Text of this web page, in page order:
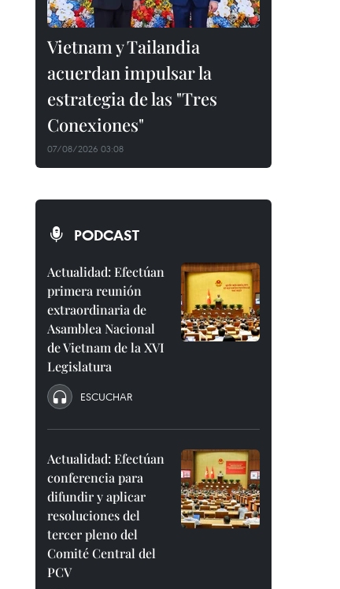
Vietnam y Tailandia
acuerdan impulsar la
estrategia de las "Tres
Conexiones"
07/08/2026 03:08
PODCAST
Actualidad: Efectúan
primera reunión
extraordinaria de
Asamblea Nacional
de Vietnam de la XVI
Legislatura
ESCUCHAR
Actualidad: Efectúan
conferencia para
difundir y aplicar
resoluciones del
tercer pleno del
Comité Central del
PCV